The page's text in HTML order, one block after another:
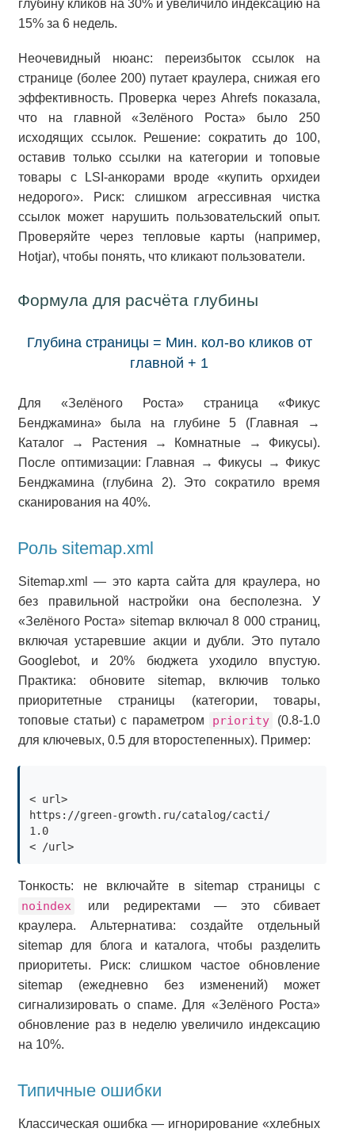
глубину кликов на 30% и увеличило индексацию на
15% за 6 недель.
Неочевидный нюанс: переизбыток ссылок на
странице (более 200) путает краулера, снижая его
эффективность. Проверка через Ahrefs показала,
что на главной «Зелёного Роста» было 250
исходящих ссылок. Решение: сократить до 100,
оставив только ссылки на категории и топовые
товары с LSI-анкорами вроде «купить орхидеи
недорого». Риск: слишком агрессивная чистка
ссылок может нарушить пользовательский опыт.
Проверяйте через тепловые карты (например,
Hotjar), чтобы понять, что кликают пользователи.
Формула для расчёта глубины
Глубина страницы = Мин. кол-во кликов от
главной + 1
Для «Зелёного Роста» страница «Фикус
Бенджамина» была на глубине 5 (Главная →
Каталог → Растения → Комнатные → Фикусы).
После оптимизации: Главная → Фикусы → Фикус
Бенджамина (глубина 2). Это сократило время
сканирования на 40%.
Роль sitemap.xml
Sitemap.xml — это карта сайта для краулера, но
без правильной настройки она бесполезна. У
«Зелёного Роста» sitemap включал 8 000 страниц,
включая устаревшие акции и дубли. Это путало
Googlebot, и 20% бюджета уходило впустую.
Практика: обновите sitemap, включив только
приоритетные страницы (категории, товары,
топовые статьи) с параметром
priority
(0.8-1.0
для ключевых, 0.5 для второстепенных). Пример:
https://green-growth.ru/catalog/cacti/
1.0
Тонкость: не включайте в sitemap страницы с
noindex
или редиректами — это сбивает
краулера. Альтернатива: создайте отдельный
sitemap для блога и каталога, чтобы разделить
приоритеты. Риск: слишком частое обновление
sitemap (ежедневно без изменений) может
сигнализировать о спаме. Для «Зелёного Роста»
обновление раз в неделю увеличило индексацию
на 10%.
Типичные ошибки
Классическая ошибка — игнорирование «хлебных